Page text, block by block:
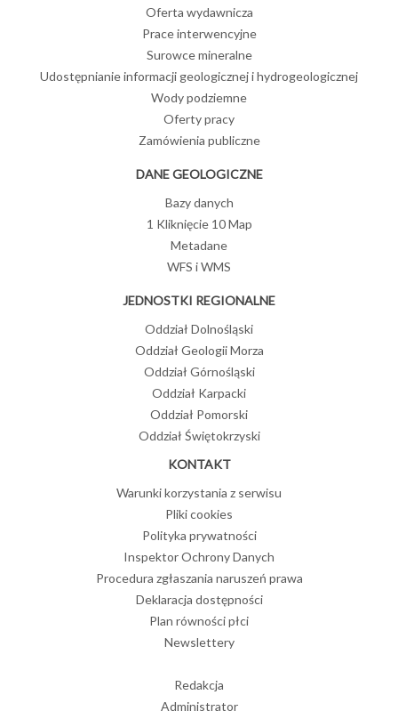
Oferta wydawnicza
Prace interwencyjne
Surowce mineralne
Udostępnianie informacji geologicznej i hydrogeologicznej
Wody podziemne
Oferty pracy
Zamówienia publiczne
DANE GEOLOGICZNE
Bazy danych
1 Kliknięcie 10 Map
Metadane
WFS i WMS
JEDNOSTKI REGIONALNE
Oddział Dolnośląski
Oddział Geologii Morza
Oddział Górnośląski
Oddział Karpacki
Oddział Pomorski
Oddział Świętokrzyski
KONTAKT
Warunki korzystania z serwisu
Pliki cookies
Polityka prywatności
Inspektor Ochrony Danych
Procedura zgłaszania naruszeń prawa
Deklaracja dostępności
Plan równości płci
Newslettery
Redakcja
Administrator